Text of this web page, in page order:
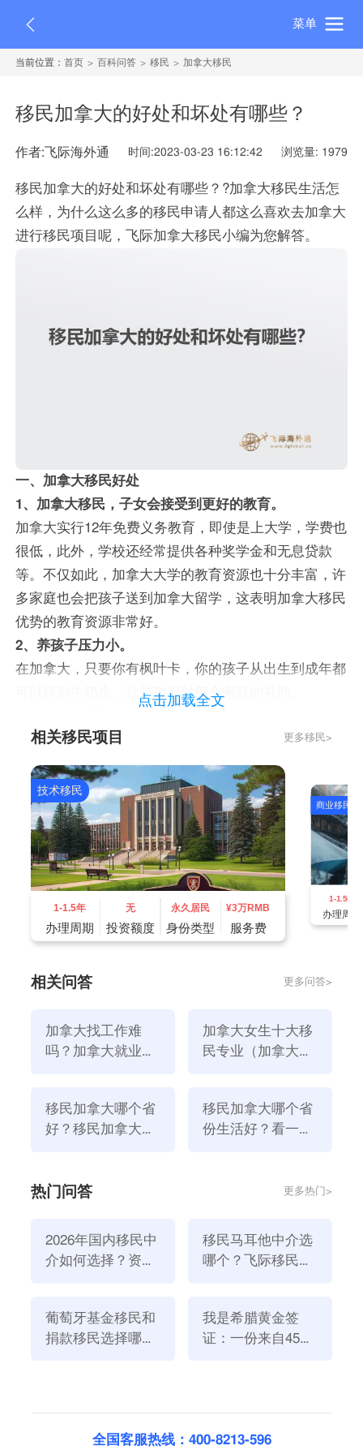
菜单
当前位置：首页 百科问答 移民 加拿大移民
移民加拿大的好处和坏处有哪些？
作者:飞际海外通 时间:2023-03-23 16:12:42 浏览量: 1979
移民加拿大的好处和坏处有哪些？?加拿大移民生活怎
么样，为什么这么多的移民申请人都这么喜欢去加拿大
进行移民项目呢，飞际加拿大移民小编为您解答。
一、加拿大移民好处
1、加拿大移民，子女会接受到更好的教育。
加拿大实行12年免费义务教育，即使是上大学，学费也
很低，此外，学校还经常提供各种奖学金和无息贷款
等。不仅如此，加拿大大学的教育资源也十分丰富，许
多家庭也会把孩子送到加拿大留学，这表明加拿大移民
优势的教育资源非常好。
2、养孩子压力小。
在加拿大，只要你有枫叶卡，你的孩子从出生到成年都
可以得到牛奶金，这是政府对每个家庭的补助。
由于个人原因，在加拿大连续工作半年以上，无法继续
工作的，全国就业保险计划可以获得临时收入，维持正
常生活，将在一定时期内获得补贴，以减少失业对生活
的影响。
4、免费医疗。
到加拿大看病，所有医疗费用都由医疗保险计划承担，
这是非常不错的福利，由于人人都会生病，所以说，这
种福利待遇很好。
5、养老不用愁。
上，即可参加老年福利保障，退休金数额取决于居住时
二、加拿大移民的缺点是什么？
由于经济实力雄厚，加拿大移民的生活水平更高。个人
拿大人的债务是比较高的。平均而言，加拿大的债务-
收入比率是170%。不过，加拿大个人持有的大多数债
加拿大移民为何受欢迎？
点击加载全文
相关移民项目 更多移民>
技术移民
1-1.5年
办理周期
无
投资额度
永久居民
身份类型
¥3万RMB
服务费
商业移民
1-1.5年
办理周期
相关问答 更多问答>
加拿大找工作难
吗？加拿大就业怎
加拿大女生十大移
民专业（加拿大适
移民加拿大哪个省
好？移民加拿大哪
移民加拿大哪个省
份生活好？看一
热门问答 更多热门>
2026年国内移民中
介如何选择？资
移民马耳他中介选
哪个？飞际移民是
葡萄牙基金移民和
捐款移民选择哪个
我是希腊黄金签
证：一份来自45亿
全国客服热线：400-8213-596